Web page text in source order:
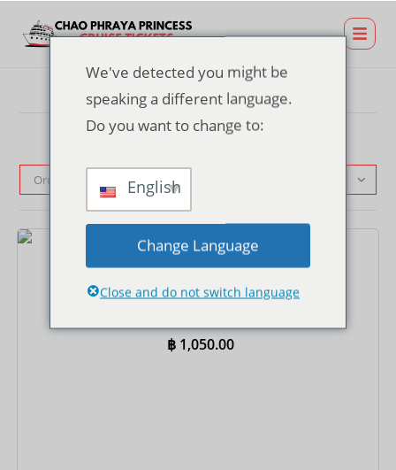
Ordinamento predefinito
Biglietto per la crociera con cena al TERMINAL 21
฿ 1,050.00
We've detected you might be
speaking a different language.
Do you want to change to:
English
Change Language
Close and do not switch language